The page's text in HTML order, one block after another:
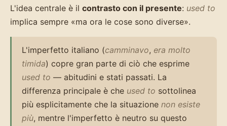
L'idea centrale è il contrasto con il presente: used to
implica sempre «ma ora le cose sono diverse».
L'imperfetto italiano (camminavo, era molto
timida) copre gran parte di ciò che esprime
used to — abitudini e stati passati. La
differenza principale è che used to sottolinea
più esplicitamente che la situazione non esiste
più, mentre l'imperfetto è neutro su questo